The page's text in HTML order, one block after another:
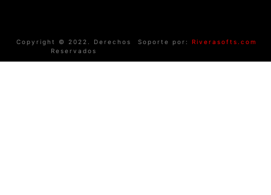
Copyright © 2022. Derechos
Reservados
Soporte por: Riverasofts.com